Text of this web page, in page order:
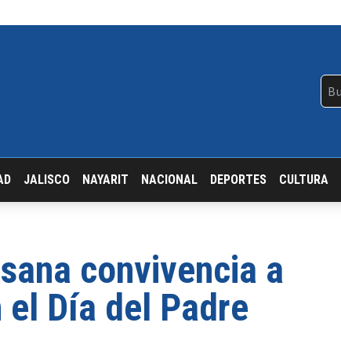
JALISCO NAYARIT NACIONAL DEPORTES CULTURA
convivencia a
Día del Padre